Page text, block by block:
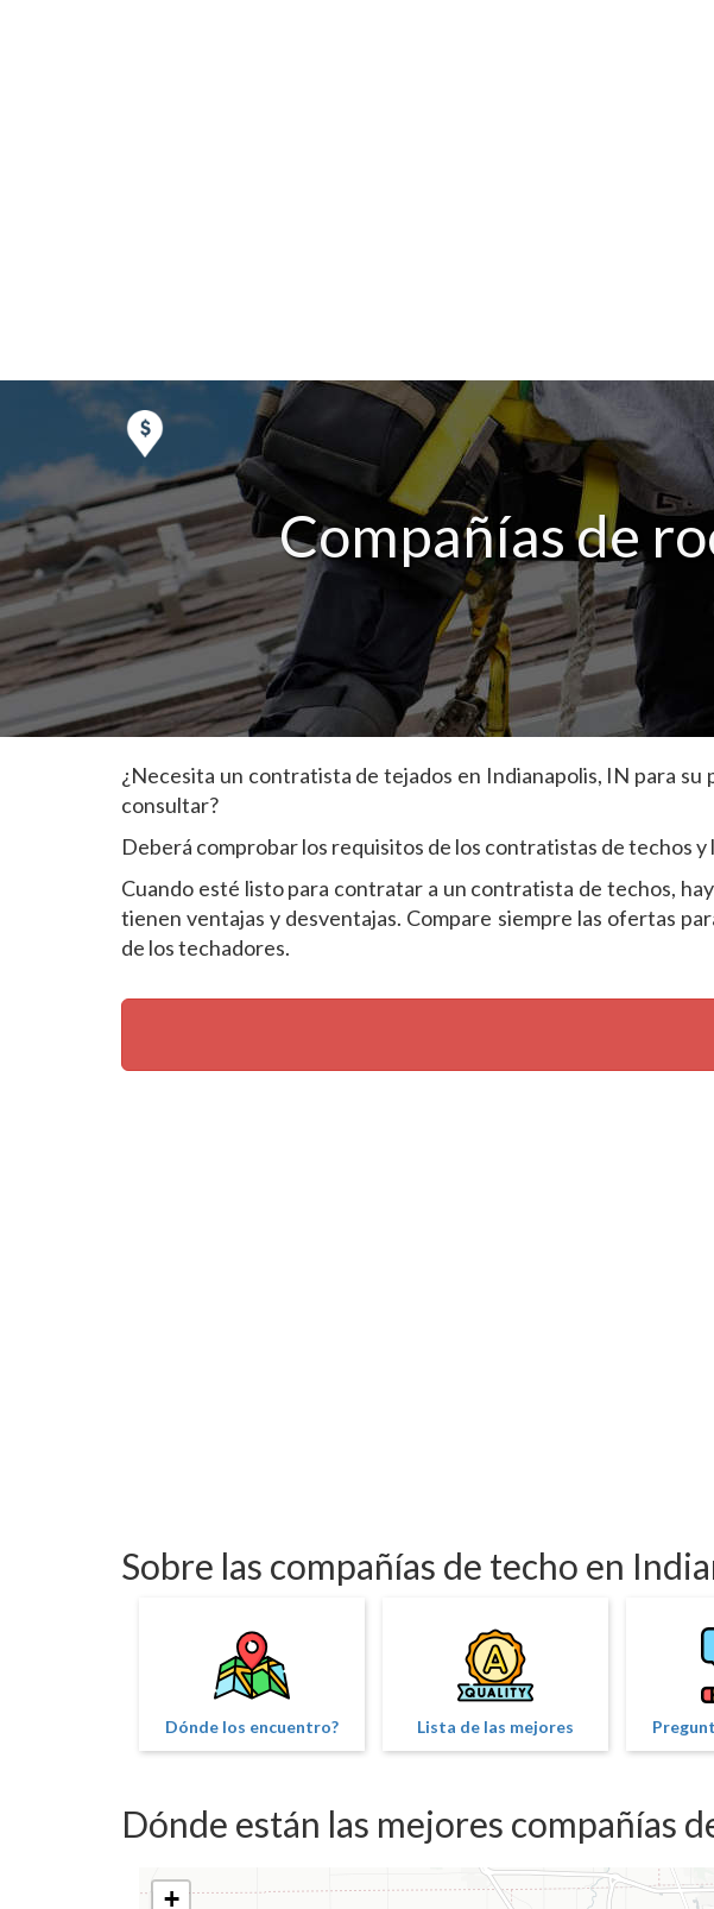
Compañías de
¿Necesita un contratista de tejados en Indianapolis, IN para
consultar?
Deberá comprobar los requisitos de los contratistas de techos
Cuando esté listo para contratar a un contratista de techos,
tienen ventajas y desventajas. Compare siempre las ofertas
de los techadores.
Sobre las compañías de techo en
Dónde los encuentro? Lista de las mejores
Dónde están las mejores compañías
+